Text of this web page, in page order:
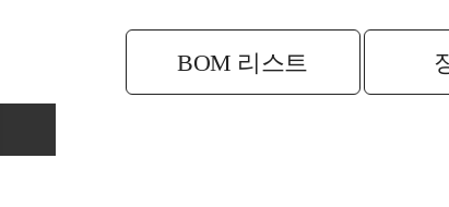
BOM 리스트